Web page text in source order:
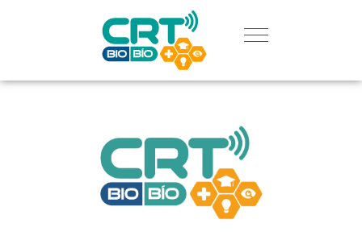
UDEC EN
CATEGORÍA
INNOVACIÓN
SOCIAL